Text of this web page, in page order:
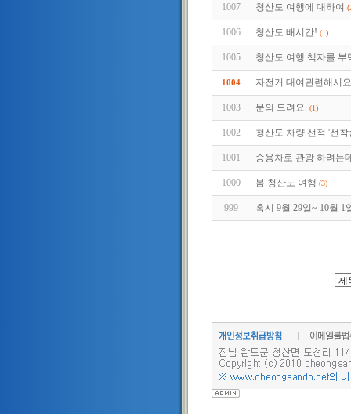
1007 청산도 여행에 대하여
1006 청산도 배시간! (1)
1005 청산도 여행 책자를 부
1004 자전거 대여관련해서
1003 문의 드려요. (1)
1002 청산도 차량 선적 '선
1001 승용차로 관광 하려는
1000 봄 청산도 여행 (3)
999 혹시 9월 29일~ 10월